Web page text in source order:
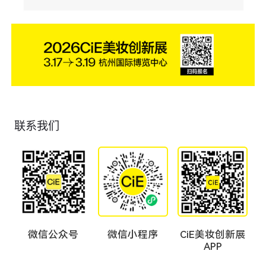
联系我们
微信公众号 微信小程序
CiE美妆创新展
APP